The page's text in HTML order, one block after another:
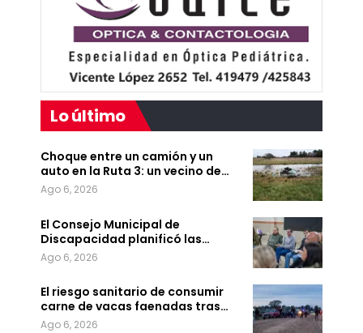
Lo último
Choque entre un camión y un
auto en la Ruta 3: un vecino de…
Ago 6, 2026
El Consejo Municipal de
Discapacidad planificó las…
Ago 6, 2026
El riesgo sanitario de consumir
carne de vacas faenadas tras…
Ago 6, 2026